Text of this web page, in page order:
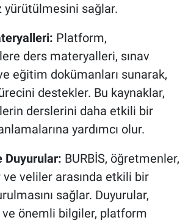
yürütülmesini sağlar.​
Platform,
ders materyalleri, sınav
eğitim dokümanları sunarak,
destekler. Bu kaynaklar,
derslerini daha etkili bir
yardımcı olur.​
Duyurular: BURBİS, öğretmenler,
veliler arasında etkili bir
sağlar. Duyurular,
önemli bilgiler, platform